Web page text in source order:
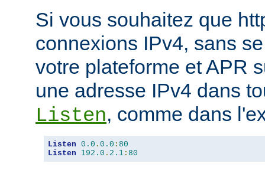
Si vous souhaitez que
connexions IPv4, sans
votre plateforme et APR
une adresse IPv4 dans
Listen, comme dans
Listen 0.0 . 0.0 : 80
Listen
192.0 . 2.1 : 80